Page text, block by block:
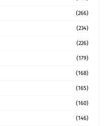
(266)
(234)
(226)
(179)
(168)
(165)
(160)
(146)